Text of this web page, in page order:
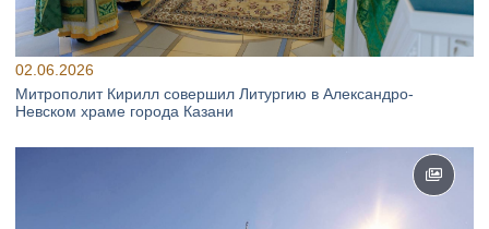
02.06.2026
Митрополит Кирилл совершил Литургию в Александро-
Невском храме города Казани